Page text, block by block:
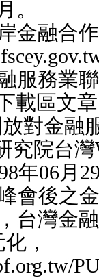
。
金融合
服務業
載區文
對金融
究院台
年06月
會後之
台灣金
，